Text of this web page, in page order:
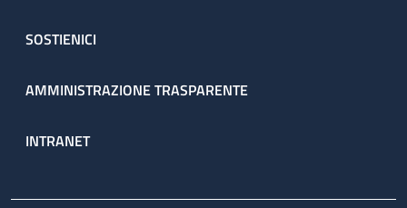
SOSTIENICI
AMMINISTRAZIONE TRASPARENTE
INTRANET